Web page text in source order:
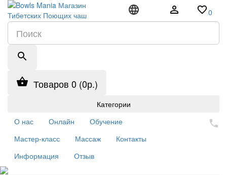
0
Товаров 0 (0р.)
Категории
О нас
Онлайн
Обучение
Мастер-класс
Массаж
Контакты
Информация
Отзыв